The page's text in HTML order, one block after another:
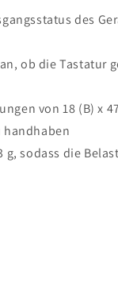
des
ob die Tastatur
von 18 (B) x
handhaben
g, sodass die